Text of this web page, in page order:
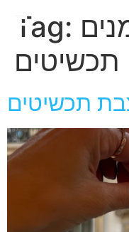
Tag:
תכשיטים